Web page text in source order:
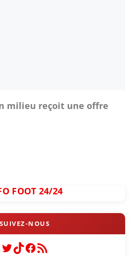
milieu reçoit une offre
FOOT 24/24
Twitter
TikTok
Facebook
Flux RSS